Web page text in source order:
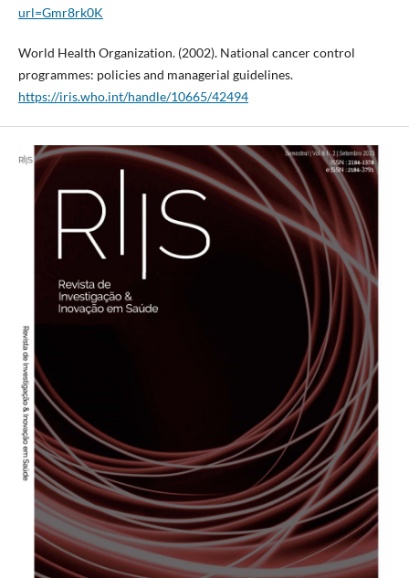
url=Gmr8rk0K
World Health Organization. (‎2002)‎. National cancer control
programmes: policies and managerial guidelines.
https://iris.who.int/handle/10665/42494